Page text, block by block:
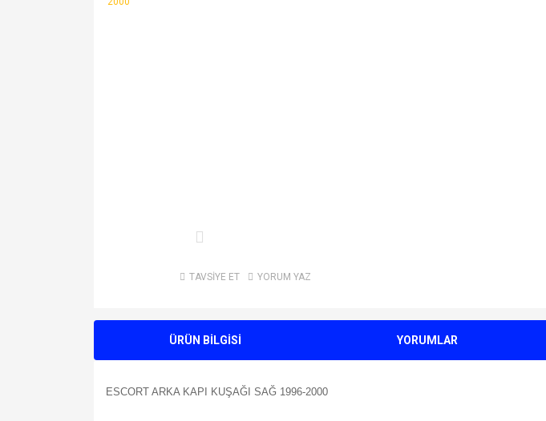
TAVSİYE ET YORUM YAZ
ÜRÜN BİLGİSİ YORUMLAR
ESCORT ARKA KAPI KUŞAĞI SAĞ 1996-2000